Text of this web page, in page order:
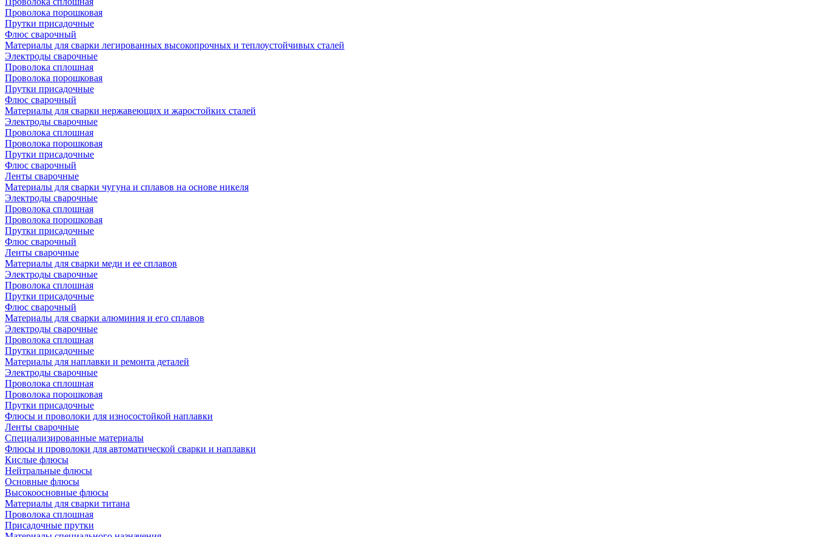
Проволока порошковая
Прутки присадочные
Флюс сварочный
Материалы для сварки легированных высокопрочных и теплоустойчивых сталей
Электроды сварочные
Проволока сплошная
Проволока порошковая
Прутки присадочные
Флюс сварочный
Материалы для сварки нержавеющих и жаростойких сталей
Электроды сварочные
Проволока сплошная
Проволока порошковая
Прутки присадочные
Флюс сварочный
Ленты сварочные
Материалы для сварки чугуна и сплавов на основе никеля
Электроды сварочные
Проволока сплошная
Проволока порошковая
Прутки присадочные
Флюс сварочный
Ленты сварочные
Материалы для сварки меди и ее сплавов
Электроды сварочные
Проволока сплошная
Прутки присадочные
Флюс сварочный
Материалы для сварки алюминия и его сплавов
Электроды сварочные
Проволока сплошная
Прутки присадочные
Материалы для наплавки и ремонта деталей
Электроды сварочные
Проволока сплошная
Проволока порошковая
Прутки присадочные
Флюсы и проволоки для износостойкой наплавки
Ленты сварочные
Специализированные материалы
Флюсы и проволоки для автоматической сварки и наплавки
Кислые флюсы
Нейтральные флюсы
Основные флюсы
Высокоосновные флюсы
Материалы для сварки титана
Проволока сплошная
Присадочные прутки